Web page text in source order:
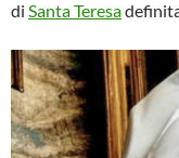
di Santa Teresa